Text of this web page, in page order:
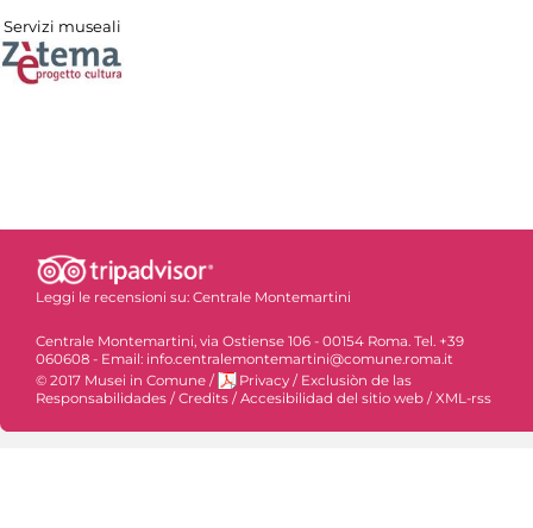
Servizi museali
Leggi le recensioni su: Centrale Montemartini
Centrale Montemartini, via Ostiense 106 - 00154 Roma. Tel. +39
060608 - Email: info.centralemontemartini@comune.roma.it
© 2017 Musei in Comune / Privacy / Exclusiòn de las
Responsabilidades /Credits /Accesibilidad del sitio web /XML-rss